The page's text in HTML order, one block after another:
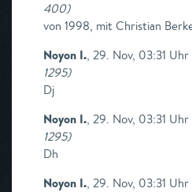
400)
von 1998, mit Christian
Noyon I., 29. Nov, 03:31 Uhr
1295)
Dj
Noyon I., 29. Nov, 03:31 Uhr
1295)
Dh
Noyon I., 29. Nov, 03:31 Uhr